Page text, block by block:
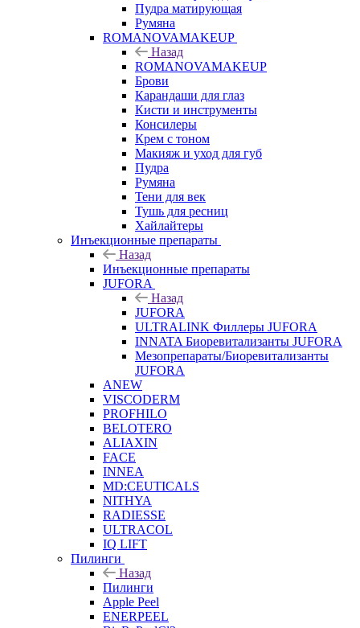
Пудра матирующая
Румяна
ROMANOVAMAKEUP
Назад
ROMANOVAMAKEUP
Брови
Карандаши для глаз
Кисти и инструменты
Консилеры
Крем с тоном
Макияж и уход для губ
Пудра
Румяна
Тени для век
Тушь для ресниц
Хайлайтеры
Инъекционные препараты
Назад
Инъекционные препараты
JUFORA
Назад
JUFORA
ULTRALINK Филлеры JUFORA
INNATA Биоревитализанты JUFORA
Мезопрепараты/Биоревитализанты
JUFORA
ANEW
VISCODERM
PROFHILO
BELOTERO
ALIAXIN
FACE
INNEA
MD:CEUTICALS
NITHYA
RADIESSE
ULTRACOL
IQ LIFT
Пилинги
Назад
Пилинги
Apple Peel
ENERPEEL